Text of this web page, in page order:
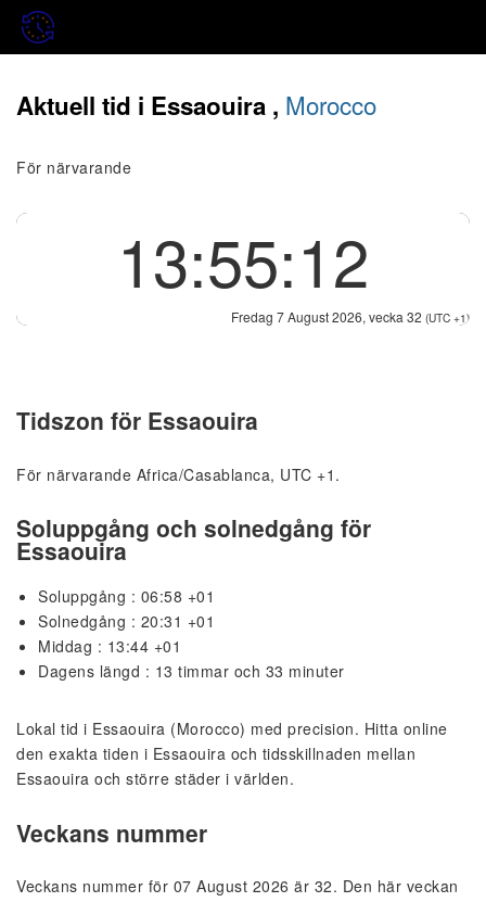
Aktuell tid i Essaouira , Morocco
För närvarande
13:55:12
Fredag 7 August 2026, vecka 32 (UTC +1)
Tidszon för Essaouira
För närvarande Africa/Casablanca, UTC +1.
Soluppgång och solnedgång för
Essaouira
Soluppgång : 06:58 +01
Solnedgång : 20:31 +01
Middag : 13:44 +01
Dagens längd : 13 timmar och 33 minuter
Lokal tid i Essaouira (Morocco) med precision. Hitta online
den exakta tiden i Essaouira och tidsskillnaden mellan
Essaouira och större städer i världen.
Veckans nummer
Veckans nummer för 07 August 2026 är 32. Den här veckan